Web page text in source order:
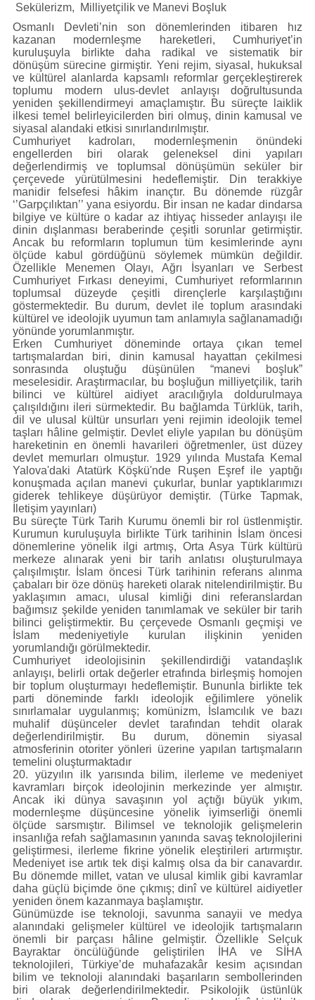
İletişim
Sekülerizm, Milliyetçilik ve Manevi Boşluk
Osmanlı Devleti’nin son dönemlerinden itibaren hız
kazanan modernleşme hareketleri, Cumhuriyet’in
kuruluşuyla birlikte daha radikal ve sistematik bir
dönüşüm sürecine girmiştir. Yeni rejim, siyasal, hukuksal
ve kültürel alanlarda kapsamlı reformlar gerçekleştirerek
toplumu modern ulus-devlet anlayışı doğrultusunda
yeniden şekillendirmeyi amaçlamıştır. Bu süreçte laiklik
ilkesi temel belirleyicilerden biri olmuş, dinin kamusal ve
siyasal alandaki etkisi sınırlandırılmıştır.
Cumhuriyet kadroları, modernleşmenin önündeki
engellerden biri olarak geleneksel dini yapıları
değerlendirmiş ve toplumsal dönüşümün seküler bir
çerçevede yürütülmesini hedeflemiştir. Din terakkiye
manidir felsefesi hâkim inançtır. Bu dönemde rüzgâr
‘’Garpçılıktan’’ yana esiyordu. Bir insan ne kadar dindarsa
bilgiye ve kültüre o kadar az ihtiyaç hisseder anlayışı ile
dinin dışlanması beraberinde çeşitli sorunlar getirmiştir.
Ancak bu reformların toplumun tüm kesimlerinde aynı
ölçüde kabul gördüğünü söylemek mümkün değildir.
Özellikle Menemen Olayı, Ağrı İsyanları ve Serbest
Cumhuriyet Fırkası deneyimi, Cumhuriyet reformlarının
toplumsal düzeyde çeşitli dirençlerle karşılaştığını
göstermektedir. Bu durum, devlet ile toplum arasındaki
kültürel ve ideolojik uyumun tam anlamıyla sağlanamadığı
yönünde yorumlanmıştır.
Erken Cumhuriyet döneminde ortaya çıkan temel
tartışmalardan biri, dinin kamusal hayattan çekilmesi
sonrasında oluştuğu düşünülen “manevi boşluk”
meselesidir. Araştırmacılar, bu boşluğun milliyetçilik, tarih
bilinci ve kültürel aidiyet aracılığıyla doldurulmaya
çalışıldığını ileri sürmektedir. Bu bağlamda Türklük, tarih,
dil ve ulusal kültür unsurları yeni rejimin ideolojik temel
taşları hâline gelmiştir. Devlet eliyle yapılan bu dönüşüm
hareketinin en önemli havarileri öğretmenler, üst düzey
devlet memurları olmuştur. 1929 yılında Mustafa Kemal
Yalova'daki Atatürk Köşkü'nde Ruşen Eşref ile yaptığı
konuşmada açılan manevi çukurlar, bunlar yaptıklarımızı
giderek tehlikeye düşürüyor demiştir. (Türke Tapmak,
İletişim yayınları)
Bu süreçte Türk Tarih Kurumu önemli bir rol üstlenmiştir.
Kurumun kuruluşuyla birlikte Türk tarihinin İslam öncesi
dönemlerine yönelik ilgi artmış, Orta Asya Türk kültürü
merkeze alınarak yeni bir tarih anlatısı oluşturulmaya
çalışılmıştır. İslam öncesi Türk tarihinin referans alınma
çabaları bir öze dönüş hareketi olarak nitelendirilmiştir. Bu
yaklaşımın amacı, ulusal kimliği dini referanslardan
bağımsız şekilde yeniden tanımlamak ve seküler bir tarih
bilinci geliştirmektir. Bu çerçevede Osmanlı geçmişi ve
İslam medeniyetiyle kurulan ilişkinin yeniden
yorumlandığı görülmektedir.
Cumhuriyet ideolojisinin şekillendirdiği vatandaşlık
anlayışı, belirli ortak değerler etrafında birleşmiş homojen
bir toplum oluşturmayı hedeflemiştir. Bununla birlikte tek
parti döneminde farklı ideolojik eğilimlere yönelik
sınırlamalar uygulanmış; komünizm, İslamcılık ve bazı
muhalif düşünceler devlet tarafından tehdit olarak
değerlendirilmiştir. Bu durum, dönemin siyasal
atmosferinin otoriter yönleri üzerine yapılan tartışmaların
temelini oluşturmaktadır
20. yüzyılın ilk yarısında bilim, ilerleme ve medeniyet
kavramları birçok ideolojinin merkezinde yer almıştır.
Ancak iki dünya savaşının yol açtığı büyük yıkım,
modernleşme düşüncesine yönelik iyimserliği önemli
ölçüde sarsmıştır. Bilimsel ve teknolojik gelişmelerin
insanlığa refah sağlamasının yanında savaş teknolojilerini
geliştirmesi, ilerleme fikrine yönelik eleştirileri artırmıştır.
Medeniyet ise artık tek dişi kalmış olsa da bir canavardır.
Bu dönemde millet, vatan ve ulusal kimlik gibi kavramlar
daha güçlü biçimde öne çıkmış; dinî ve kültürel aidiyetler
yeniden önem kazanmaya başlamıştır.
Günümüzde ise teknoloji, savunma sanayii ve medya
alanındaki gelişmeler kültürel ve ideolojik tartışmaların
önemli bir parçası hâline gelmiştir. Özellikle Selçuk
Bayraktar öncülüğünde geliştirilen İHA ve SİHA
teknolojileri, Türkiye’de muhafazakâr kesim açısından
bilim ve teknoloji alanındaki başarıların sembollerinden
biri olarak değerlendirilmektedir. Psikolojik üstünlük